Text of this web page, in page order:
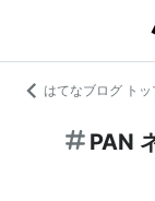
はてなブログ トッ
PAN